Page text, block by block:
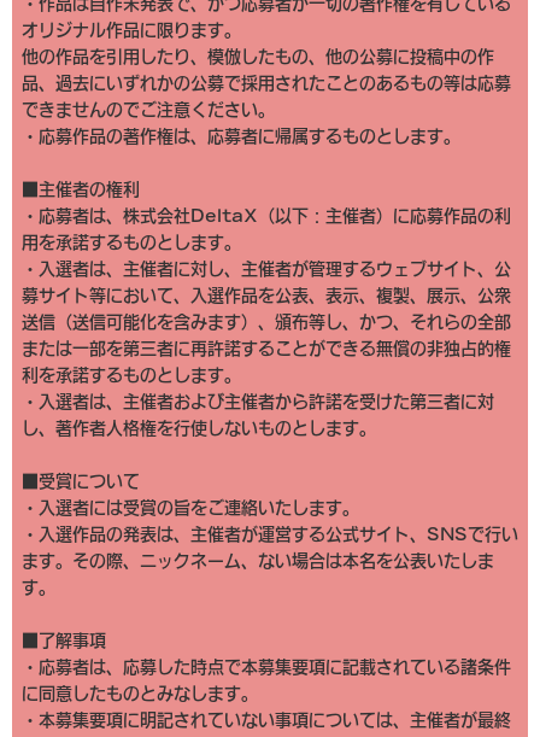
・作品は自作未発表で、かつ応募者が一切の著作権を有している
オリジナル作品に限ります。
他の作品を引用したり、模倣したもの、他の公募に投稿中の作
品、過去にいずれかの公募で採用されたことのあるもの等は応募
できませんのでご注意ください。
・応募作品の著作権は、応募者に帰属するものとします。
■主催者の権利
・応募者は、株式会社DeltaX（以下：主催者）に応募作品の利
用を承諾するものとします。
・入選者は、主催者に対し、主催者が管理するウェブサイト、公
募サイト等において、入選作品を公表、表示、複製、展示、公衆
送信（送信可能化を含みます）、頒布等し、かつ、それらの全部
または一部を第三者に再許諾することができる無償の非独占的権
利を承諾するものとします。
・入選者は、主催者および主催者から許諾を受けた第三者に対
し、著作者人格権を行使しないものとします。
■受賞について
・入選者には受賞の旨をご連絡いたします。
・入選作品の発表は、主催者が運営する公式サイト、SNSで行い
ます。その際、ニックネーム、ない場合は本名を公表いたしま
す。
■了解事項
・応募者は、応募した時点で本募集要項に記載されている諸条件
に同意したものとみなします。
・本募集要項に明記されていない事項については、主催者が最終